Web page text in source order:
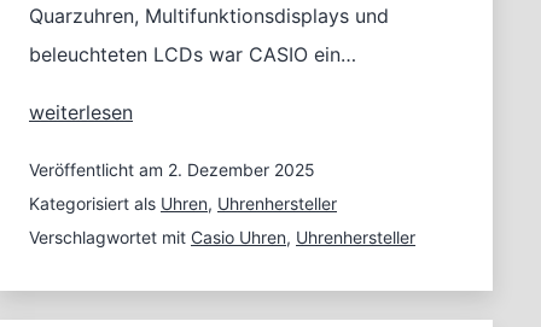
Quarzuhren, Multifunktionsdisplays und
beleuchteten LCDs war CASIO ein…
CASIO
Markenportrait
weiterlesen
Veröffentlicht am 2. Dezember 2025
Kategorisiert als Uhren, Uhrenhersteller
Verschlagwortet mit Casio Uhren, Uhrenhersteller